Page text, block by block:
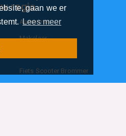
gaan we er
Lees meer
regio
Aannemer
Makelaar
Fiets Scooter Brommer